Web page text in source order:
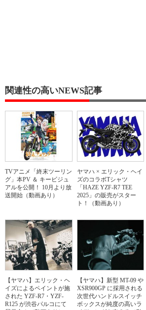
関連性の高いNEWS記事
TVアニメ「終末ツーリン
グ」本PV ＆ キービジュ
アルを公開！ 10月より放
送開始（動画あり）
ヤマハ × エリック・ヘイ
ズのコラボTシャツ
「HAZE YZF-R7 TEE
2025」の販売がスター
ト！（動画あり）
【ヤマハ】エリック・ヘ
イズによるペイントが施
された YZF-R7・YZF-
R125 が渋谷パルコにて
【ヤマハ】新型 MT-09 や
XSR900GP に採用される
次世代ハンドルスイッチ
ボックスが純度の高いラ